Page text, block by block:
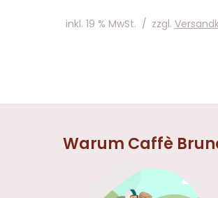
inkl. 19 % MwSt. / zzgl.
Warum Caffè